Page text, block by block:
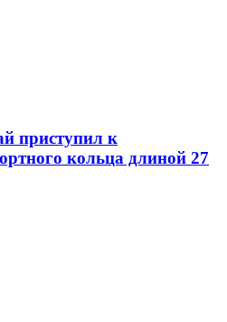
приступил к
кольца длиной 27